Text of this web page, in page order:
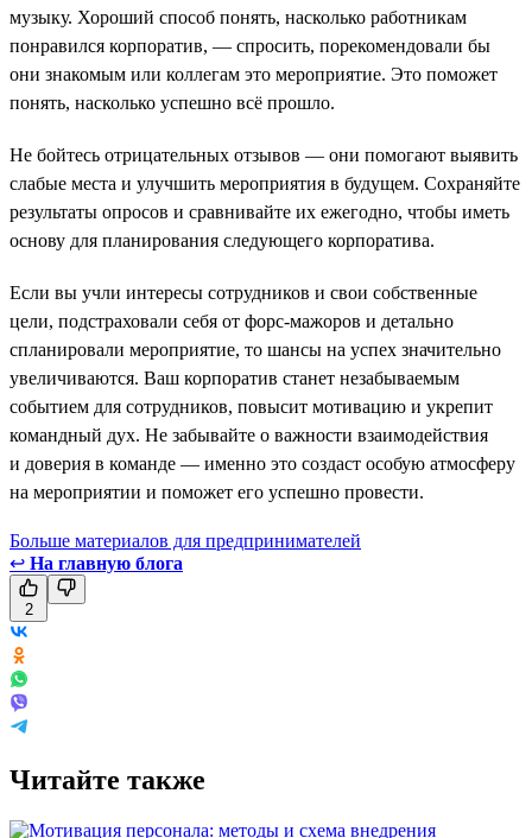
музыку. Хороший способ понять, насколько работникам
понравился корпоратив, — спросить, порекомендовали бы
они знакомым или коллегам это мероприятие. Это поможет
понять, насколько успешно всё прошло.
Не бойтесь отрицательных отзывов — они помогают выявить
слабые места и улучшить мероприятия в будущем. Сохраняйте
результаты опросов и сравнивайте их ежегодно, чтобы иметь
основу для планирования следующего корпоратива.
Если вы учли интересы сотрудников и свои собственные
цели, подстраховали себя от форс-мажоров и детально
спланировали мероприятие, то шансы на успех значительно
увеличиваются. Ваш корпоратив станет незабываемым
событием для сотрудников, повысит мотивацию и укрепит
командный дух. Не забывайте о важности взаимодействия
и доверия в команде — именно это создаст особую атмосферу
на мероприятии и поможет его успешно провести.
Больше материалов для предпринимателей
↩ На главную блога
2
Читайте также